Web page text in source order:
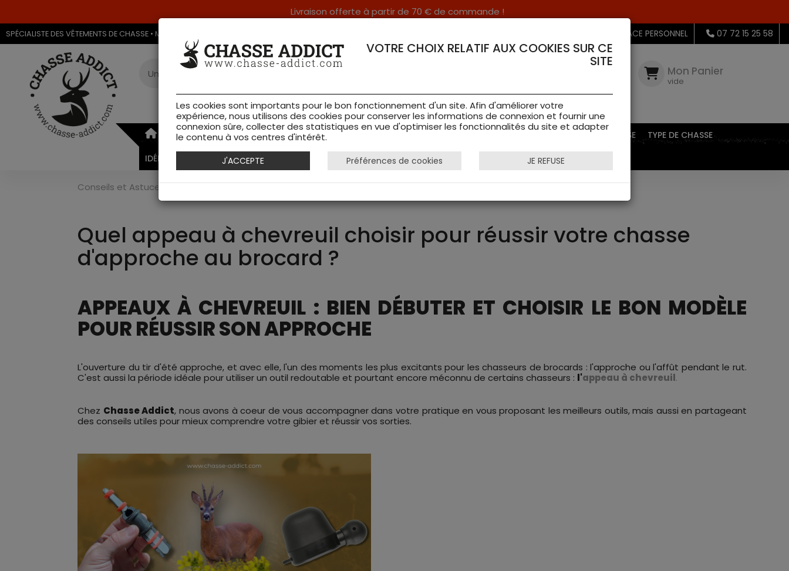
Livraison offerte à partir de 70 € de commande !
SPÉCIALISTE DES VÊTEMENTS DE CHASSE • MAGASIN DE CHASSE & ARMURERIE DANS LES VOSGES & SUR INTERNET MON ESPACE PERSONNEL 07 72 15 25 58
vous
Mon Panier
vide
ARMURERIE VÊTEMENTS DE CHASSE RAYON FEMME CHAUSSURES EQUIPEMENTS DE CHASSE
TYPE DE CHASSE
IDÉES CADEAUX
Conseils et Astuces>Conseils de Chasse Addict
Quel appeau à chevreuil choisir pour réussir votre chasse
d'approche au brocard ?
APPEAUX À CHEVREUIL : BIEN DÉBUTER ET CHOISIR LE BON MODÈLE
POUR RÉUSSIR SON APPROCHE
L'ouverture du tir d'été approche, et avec elle, l'un des moments les plus excitants pour les chasseurs de brocards : l'approche ou l'affût pendant le rut.
C'est aussi la période idéale pour utiliser un outil redoutable et pourtant encore méconnu de certains chasseurs : l'appeau à chevreuil.
Chez Chasse Addict, nous avons à coeur de vous accompagner dans votre pratique en vous proposant les meilleurs outils, mais aussi en partageant
des conseils utiles pour mieux comprendre votre gibier et réussir vos sorties.
VOTRE CHOIX RELATIF AUX COOKIES SUR CE
SITE
Les cookies sont importants pour le bon fonctionnement d'un site. Afin d'améliorer votre
expérience, nous utilisons des cookies pour conserver les informations de connexion et fournir une
connexion sûre, collecter des statistiques en vue d'optimiser les fonctionnalités du site et adapter
le contenu à vos centres d'intérêt.
J'ACCEPTE Préférences de cookies JE REFUSE